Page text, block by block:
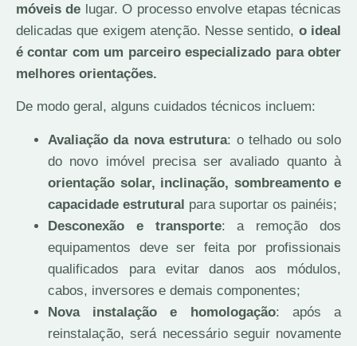
móveis de lugar. O processo envolve etapas técnicas
delicadas que exigem atenção. Nesse sentido, o ideal
é contar com um parceiro especializado para obter
melhores orientações.
De modo geral, alguns cuidados técnicos incluem:
Avaliação da nova estrutura: o telhado ou solo
do novo imóvel precisa ser avaliado quanto à
orientação solar, inclinação, sombreamento e
capacidade estrutural para suportar os painéis;
Desconexão e transporte: a remoção dos
equipamentos deve ser feita por profissionais
qualificados para evitar danos aos módulos,
cabos, inversores e demais componentes;
Nova instalação e homologação: após a
reinstalação, será necessário seguir novamente